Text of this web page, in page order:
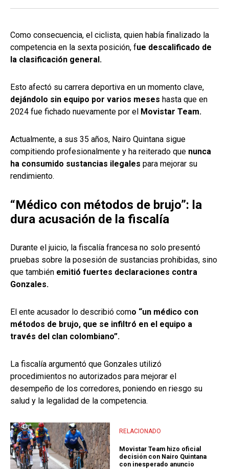
Como consecuencia, el ciclista, quien había finalizado la
competencia en la sexta posición, fue descalificado de
la clasificación general.
Esto afectó su carrera deportiva en un momento clave,
dejándolo sin equipo por varios meses hasta que en
2024 fue fichado nuevamente por el Movistar Team.
Actualmente, a sus 35 años, Nairo Quintana sigue
compitiendo profesionalmente y ha reiterado que nunca
ha consumido sustancias ilegales para mejorar su
rendimiento.
“Médico con métodos de brujo”: la
dura acusación de la fiscalía
Durante el juicio, la fiscalía francesa no solo presentó
pruebas sobre la posesión de sustancias prohibidas, sino
que también emitió fuertes declaraciones contra
Gonzales.
El ente acusador lo describió como “un médico con
métodos de brujo, que se infiltró en el equipo a
través del clan colombiano”.
La fiscalía argumentó que Gonzales utilizó
procedimientos no autorizados para mejorar el
desempeño de los corredores, poniendo en riesgo su
salud y la legalidad de la competencia.
RELACIONADO
Movistar Team hizo oficial
decisión con Nairo Quintana
con inesperado anuncio